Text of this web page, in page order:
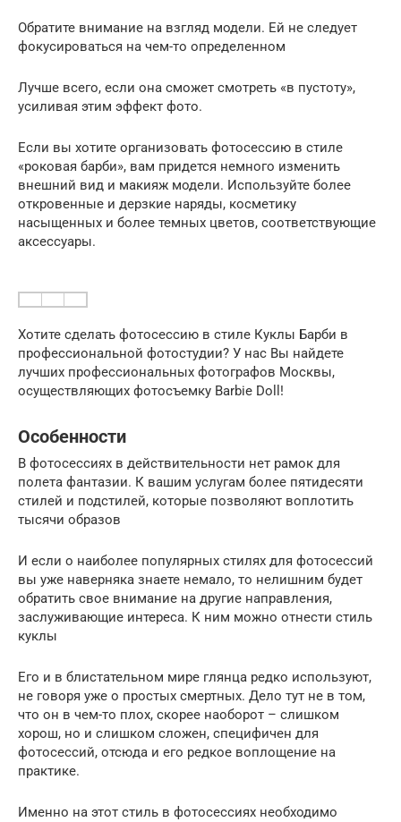
Обратите внимание на взгляд модели. Ей не следует
фокусироваться на чем-то определенном
Лучше всего, если она сможет смотреть «в пустоту»,
усиливая этим эффект фото.
Если вы хотите организовать фотосессию в стиле
«роковая барби», вам придется немного изменить
внешний вид и макияж модели. Используйте более
откровенные и дерзкие наряды, косметику
насыщенных и более темных цветов, соответствующие
аксессуары.
Хотите сделать фотосессию в стиле Куклы Барби в
профессиональной фотостудии? У нас Вы найдете
лучших профессиональных фотографов Москвы,
осуществляющих фотосъемку Barbie Doll!
Особенности
В фотосессиях в действительности нет рамок для
полета фантазии. К вашим услугам более пятидесяти
стилей и подстилей, которые позволяют воплотить
тысячи образов
И если о наиболее популярных стилях для фотосессий
вы уже наверняка знаете немало, то нелишним будет
обратить свое внимание на другие направления,
заслуживающие интереса. К ним можно отнести стиль
куклы
Его и в блистательном мире глянца редко используют,
не говоря уже о простых смертных. Дело тут не в том,
что он в чем-то плох, скорее наоборот – слишком
хорош, но и слишком сложен, специфичен для
фотосессий, отсюда и его редкое воплощение на
практике.
Именно на этот стиль в фотосессиях необходимо